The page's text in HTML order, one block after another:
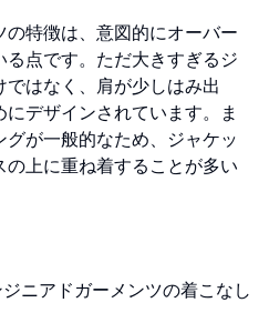
特徴は、意図的にオーバー
点です。ただ大きすぎるジ
はなく、肩が少しはみ出
デザインされています。ま
が一般的なため、ジャケッ
の上に重ね着することが多い